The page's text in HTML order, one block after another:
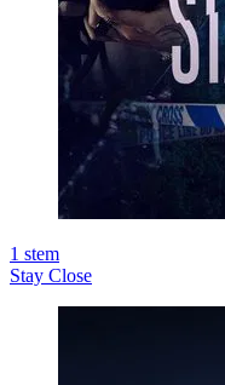
1 stem
Stay Close